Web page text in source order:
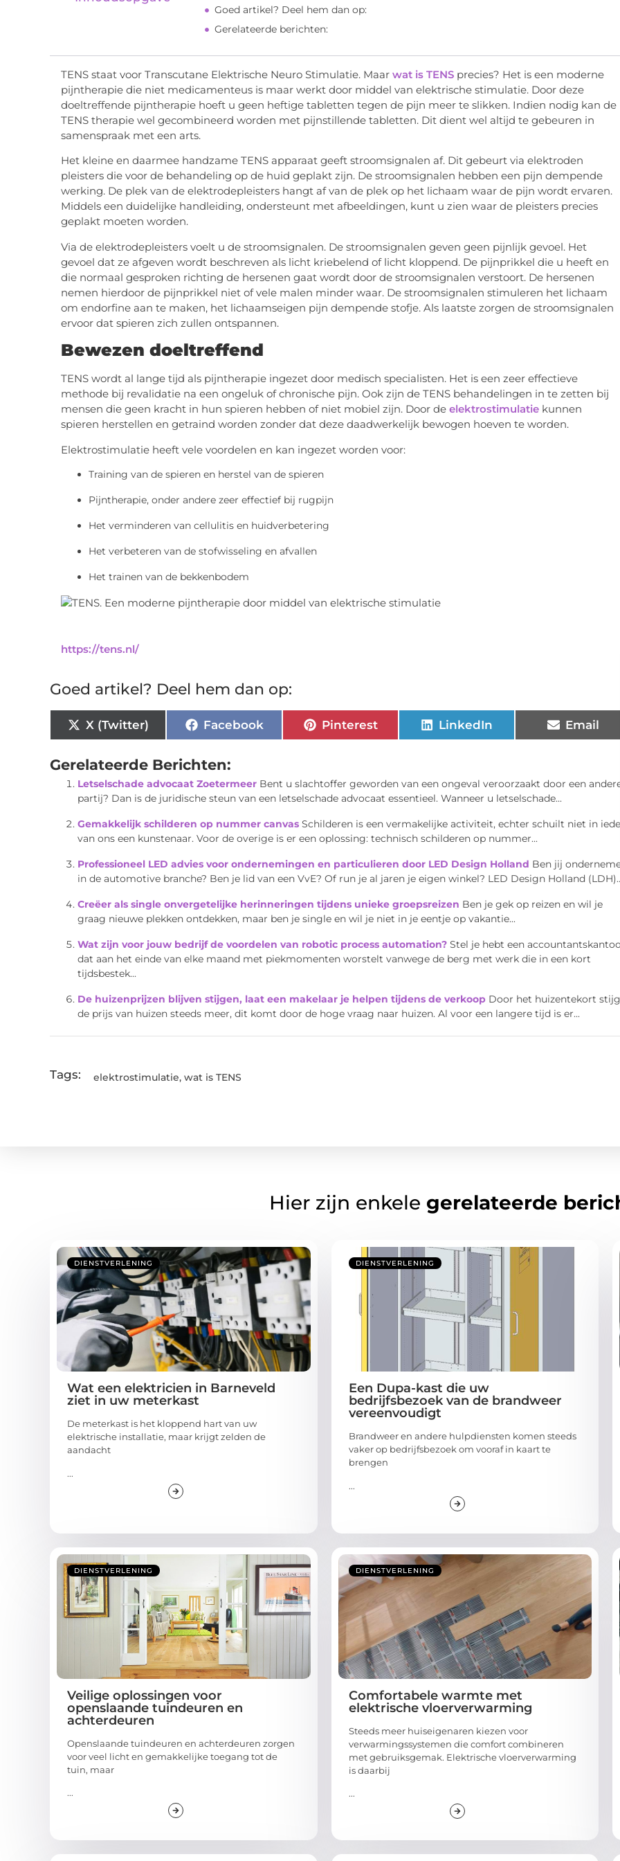
Goed artikel? Deel hem dan op:
Gerelateerde berichten:
TENS staat voor Transcutane Elektrische Neuro Stimulatie. Maar wat is TENS precies? Het is een moderne
pijntherapie die niet medicamenteus is maar werkt door middel van elektrische stimulatie. Door deze
doeltreffende pijntherapie hoeft u geen heftige tabletten tegen de pijn meer te slikken. Indien nodig kan de
TENS therapie wel gecombineerd worden met pijnstillende tabletten. Dit dient wel altijd te gebeuren in
samenspraak met een arts.
Het kleine en daarmee handzame TENS apparaat geeft stroomsignalen af. Dit gebeurt via elektroden
pleisters die voor de behandeling op de huid geplakt zijn. De stroomsignalen hebben een pijn dempende
werking. De plek van de elektrodepleisters hangt af van de plek op het lichaam waar de pijn wordt ervaren.
Middels een duidelijke handleiding, ondersteunt met afbeeldingen, kunt u zien waar de pleisters precies
geplakt moeten worden.
Via de elektrodepleisters voelt u de stroomsignalen. De stroomsignalen geven geen pijnlijk gevoel. Het
gevoel dat ze afgeven wordt beschreven als licht kriebelend of licht kloppend. De pijnprikkel die u heeft en
die normaal gesproken richting de hersenen gaat wordt door de stroomsignalen verstoort. De hersenen
nemen hierdoor de pijnprikkel niet of vele malen minder waar. De stroomsignalen stimuleren het lichaam
om endorfine aan te maken, het lichaamseigen pijn dempende stofje. Als laatste zorgen de stroomsignalen
ervoor dat spieren zich zullen ontspannen.
Bewezen doeltreffend
TENS wordt al lange tijd als pijntherapie ingezet door medisch specialisten. Het is een zeer effectieve
methode bij revalidatie na een ongeluk of chronische pijn. Ook zijn de TENS behandelingen in te zetten bij
mensen die geen kracht in hun spieren hebben of niet mobiel zijn. Door de elektrostimulatie kunnen
spieren herstellen en getraind worden zonder dat deze daadwerkelijk bewogen hoeven te worden.
Elektrostimulatie heeft vele voordelen en kan ingezet worden voor:
Training van de spieren en herstel van de spieren
Pijntherapie, onder andere zeer effectief bij rugpijn
Het verminderen van cellulitis en huidverbetering
Het verbeteren van de stofwisseling en afvallen
Het trainen van de bekkenbodem
https://tens.nl/
Goed artikel? Deel hem dan op:
X (Twitter) Facebook Pinterest LinkedIn Email
Gerelateerde Berichten:
Letselschade advocaat Zoetermeer Bent u slachtoffer geworden van een ongeval veroorzaakt door een
partij? Dan is de juridische steun van een letselschade advocaat essentieel. Wanneer u letselschade...
Gemakkelijk schilderen op nummer canvas Schilderen is een vermakelijke activiteit, echter schuilt niet in
van ons een kunstenaar. Voor de overige is er een oplossing: technisch schilderen op nummer...
Professioneel LED advies voor ondernemingen en particulieren door LED Design Holland Ben jij
in de automotive branche? Ben je lid van een VvE? Of run je al jaren je eigen winkel? LED Design Holland
Creëer als single onvergetelijke herinneringen tijdens unieke groepsreizen Ben je gek op reizen en wil je
graag nieuwe plekken ontdekken, maar ben je single en wil je niet in je eentje op vakantie...
Wat zijn voor jouw bedrijf de voordelen van robotic process automation? Stel je hebt een
dat aan het einde van elke maand met piekmomenten worstelt vanwege de berg met werk die in een kort
tijdsbestek...
De huizenprijzen blijven stijgen, laat een makelaar je helpen tijdens de verkoop Door het huizentekort
de prijs van huizen steeds meer, dit komt door de hoge vraag naar huizen. Al voor een langere tijd is er...
Tags: elektrostimulatie, wat is TENS
Hier zijn enkele gerelateerde
DIENSTVERLENING
Wat een elektricien in Barneveld
ziet in uw meterkast
De meterkast is het kloppend hart van uw
elektrische installatie, maar krijgt zelden de
aandacht
...
DIENSTVERLENING
Een Dupa-kast die uw
bedrijfsbezoek van de brandweer
vereenvoudigt
Brandweer en andere hulpdiensten komen steeds
vaker op bedrijfsbezoek om vooraf in kaart te
brengen
...
DIENSTVERLENING
Veilige oplossingen voor
openslaande tuindeuren en
achterdeuren
Openslaande tuindeuren en achterdeuren zorgen
voor veel licht en gemakkelijke toegang tot de
tuin, maar
...
DIENSTVERLENING
Comfortabele warmte met
elektrische vloerverwarming
Steeds meer huiseigenaren kiezen voor
verwarmingssystemen die comfort combineren
met gebruiksgemak. Elektrische vloerverwarming
is daarbij
...